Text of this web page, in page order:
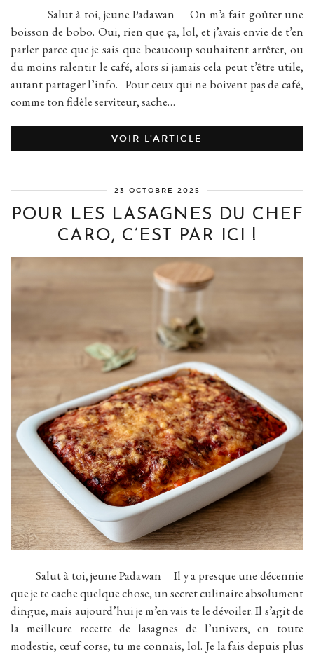
Salut à toi, jeune Padawan On m’a fait goûter une
boisson de bobo. Oui, rien que ça, lol, et j’avais envie de t’en
parler parce que je sais que beaucoup souhaitent arrêter, ou
du moins ralentir le café, alors si jamais cela peut t’être utile,
autant partager l’info. Pour ceux qui ne boivent pas de café,
comme ton fidèle serviteur, sache…
VOIR L’ARTICLE
23 OCTOBRE 2025
POUR LES LASAGNES DU CHEF
CARO, C’EST PAR ICI !
Salut à toi, jeune Padawan Il y a presque une décennie
que je te cache quelque chose, un secret culinaire absolument
dingue, mais aujourd’hui je m’en vais te le dévoiler. Il s’agit de
la meilleure recette de lasagnes de l’univers, en toute
modestie, œuf corse, tu me connais, lol. Je la fais depuis plus